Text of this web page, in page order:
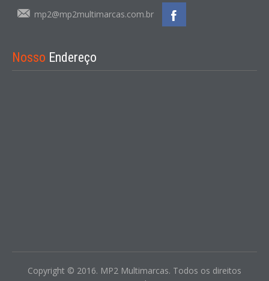
mp2@mp2multimarcas.com.br
Nosso Endereço
Copyright © 2016. MP2 Multimarcas. Todos os direitos